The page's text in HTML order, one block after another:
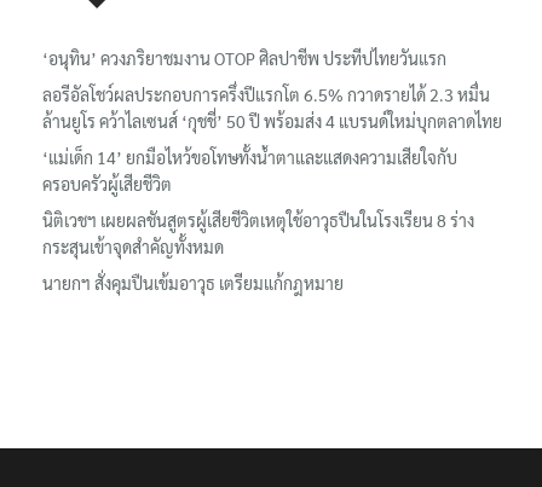
‘อนุทิน’ ควงภริยาชมงาน OTOP ศิลปาชีพ ประทีปไทยวันแรก
ลอรีอัลโชว์ผลประกอบการครึ่งปีแรกโต 6.5% กวาดรายได้ 2.3 หมื่น
ล้านยูโร คว้าไลเซนส์ ‘กุชชี่’ 50 ปี พร้อมส่ง 4 แบรนด์ใหม่บุกตลาดไทย
‘แม่เด็ก 14’ ยกมือไหว้ขอโทษทั้งน้ำตาและแสดงความเสียใจกับ
ครอบครัวผู้เสียชีวิต
นิติเวชฯ เผยผลชันสูตรผู้เสียชีวิตเหตุใช้อาวุธปืนในโรงเรียน 8 ร่าง
กระสุนเข้าจุดสำคัญทั้งหมด
นายกฯ สั่งคุมปืนเข้มอาวุธ เตรียมแก้กฎหมาย